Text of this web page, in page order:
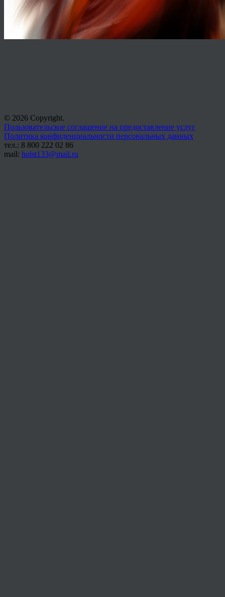
© 2026 Copyright.
Пользовательское соглашение на предоставление услуг
Политика конфиденциальности персональных данных
тел.: 8 800 222 02 86
mail: holst133@mail.ru